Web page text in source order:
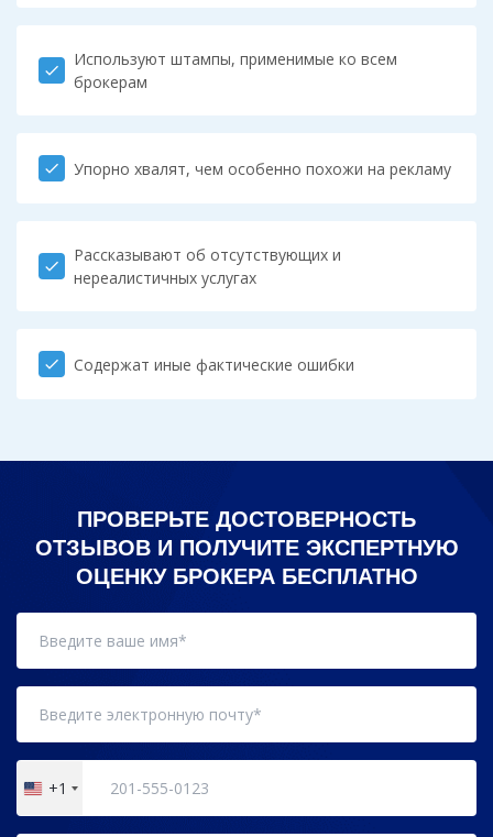
check
Используют штампы, применимые ко всем
брокерам
check Упорно хвалят, чем особенно похожи на рекламу
check
Рассказывают об отсутствующих и
нереалистичных услугах
check Содержат иные фактические ошибки
ПРОВЕРЬТЕ ДОСТОВЕРНОСТЬ
ОТЗЫВОВ И ПОЛУЧИТЕ ЭКСПЕРТНУЮ
ОЦЕНКУ БРОКЕРА БЕСПЛАТНО
United
States
+1